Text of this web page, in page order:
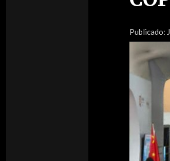
Publicado: